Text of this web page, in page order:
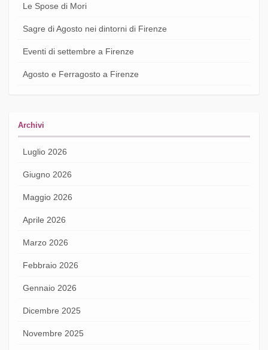
Le Spose di Mori
Sagre di Agosto nei dintorni di Firenze
Eventi di settembre a Firenze
Agosto e Ferragosto a Firenze
Archivi
Luglio 2026
Giugno 2026
Maggio 2026
Aprile 2026
Marzo 2026
Febbraio 2026
Gennaio 2026
Dicembre 2025
Novembre 2025